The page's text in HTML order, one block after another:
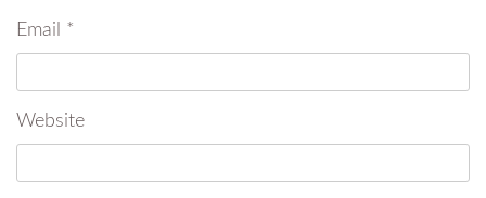
Email *
Website